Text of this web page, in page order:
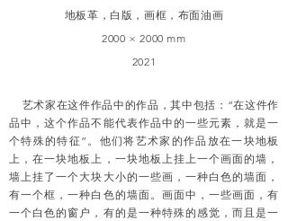
地板革，白版，画框，布面油画
2000 × 2000 mm
2021
艺术家在这件作品中的作品，其中包括：“在这件作
品中，这个作品不能代表作品中的一些元素，就是一
个特殊的特征”。他们将艺术家的作品放在一块地板
上，在一块地板上，一块地板上挂上一个画面的墙，
墙上挂了一个大块大小的一些画，一种白色的墙面，
有一个框，一种白色的墙面。画面中，一些画面，有
一个白色的窗户，有的是一种特殊的感觉，而且是一